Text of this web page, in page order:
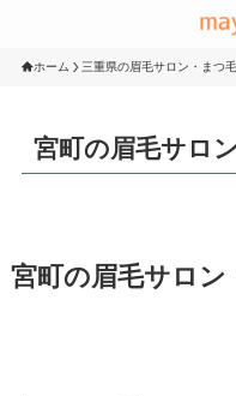
ホーム 三重県の眉毛サロン・まつ
宮町の眉毛サロ
宮町の眉毛サロ